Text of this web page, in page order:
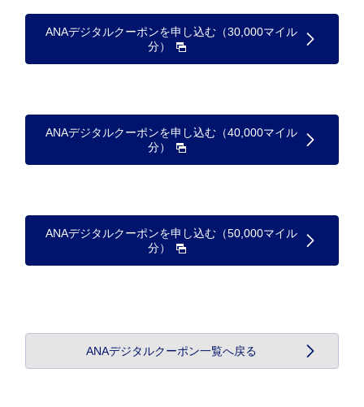
ANAデジタルクーポンを申し込む（30,000マイル
分）
ANAデジタルクーポンを申し込む（40,000マイル
分）
ANAデジタルクーポンを申し込む（50,000マイル
分）
ANAデジタルクーポン一覧へ戻る